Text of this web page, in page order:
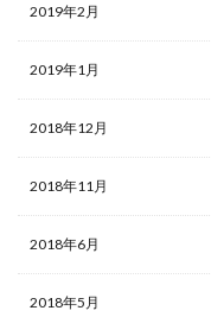
2019年2月
2019年1月
2018年12月
2018年11月
2018年6月
2018年5月